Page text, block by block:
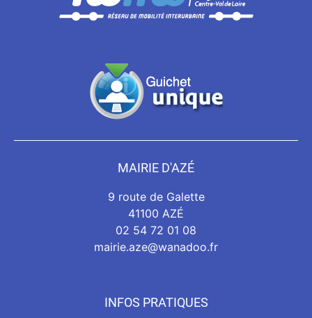
MAIRIE D'AZÉ
9 route de Galette
41100 AZÉ
02 54 72 01 08
mairie.aze@wanadoo.fr
INFOS PRATIQUES